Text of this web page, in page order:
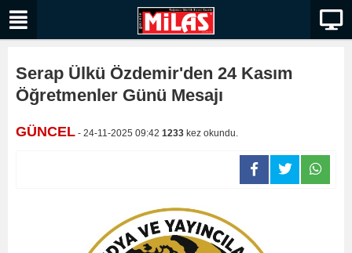
Serap Ülkü Özdemir'den 24 Kasım
Öğretmenler Günü Mesajı
GÜNCEL - 24-11-2025 09:42 1233 kez okundu.